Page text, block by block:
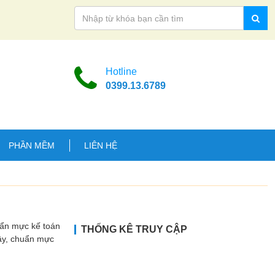
Hotline
0399.13.6789
PHẦN MỀM LIÊN HỆ
mực kế toán
chuẩn mực
THỐNG KÊ TRUY CẬP